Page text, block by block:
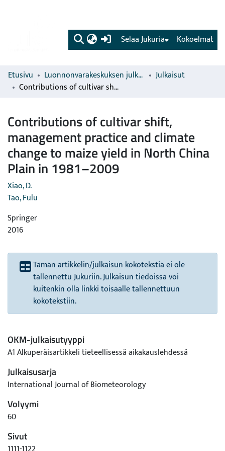
(current) Kokoelmat
Selaa Jukuria
Etusivu Luonnonvarakeskuksen julkaisut
Julkaisut
Contributions of cultivar shift, management practice and climate change to maize yield in North China Plain in 1981–2009
Contributions of cultivar shift,
management practice and climate
change to maize yield in North China
Plain in 1981–2009
Xiao, D.
Tao, Fulu
Springer
2016
Tämän artikkelin/julkaisun kokotekstiä ei ole
tallennettu Jukuriin. Julkaisun tiedoissa voi
kuitenkin olla linkki toisaalle tallennettuun
kokotekstiin.
OKM-julkaisutyyppi
A1 Alkuperäisartikkeli tieteellisessä aikakauslehdessä
Julkaisusarja
International Journal of Biometeorology
Volyymi
60
Sivut